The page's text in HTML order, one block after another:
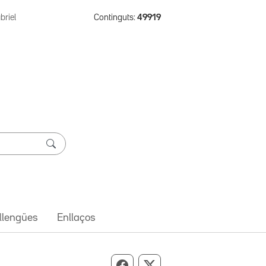
Continguts: 49919
Enllaços